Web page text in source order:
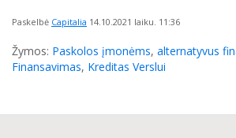
Paskelbė Capitalia 14.10.2021 laiku. 11:36
Žymos: Paskolos įmonėms, alternatyvus
Finansavimas, Kreditas Verslui